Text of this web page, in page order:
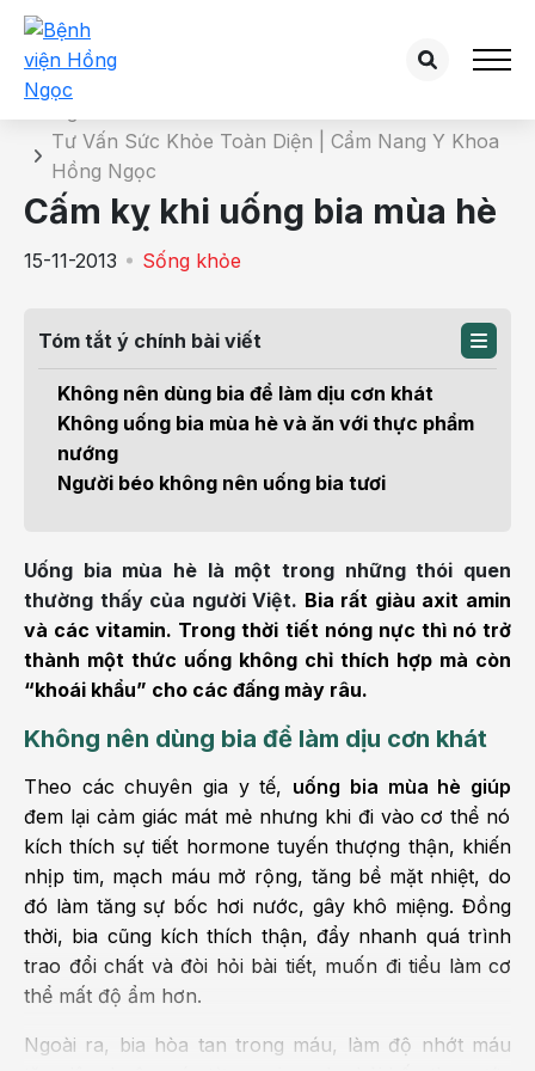
Chi tiết bài tư vấn
Tư Vấn Sức Khỏe Toàn Diện | Cẩm Nang Y Khoa
Hồng Ngọc
Cấm kỵ khi uống bia mùa hè
15-11-2013 Sống khỏe
Tóm tắt ý chính bài viết
Không nên dùng bia để làm dịu cơn khát
Không uống bia mùa hè và ăn với thực phẩm
nướng
Người béo không nên uống bia tươi
Uống bia mùa hè là một trong những thói quen
thường thấy của người Việt. Bia rất giàu axit amin
và các vitamin. Trong thời tiết nóng nực thì nó trở
thành một thức uống không chỉ thích hợp mà còn
“khoái khẩu” cho các đấng mày râu.
Không nên dùng bia để làm dịu cơn khát
Theo các chuyên gia y tế, uống bia mùa hè giúp
đem lại cảm giác mát mẻ nhưng khi đi vào cơ thể nó
kích thích sự tiết hormone tuyến thượng thận, khiến
nhịp tim, mạch máu mở rộng, tăng bề mặt nhiệt, do
đó làm tăng sự bốc hơi nước, gây khô miệng. Đồng
thời, bia cũng kích thích thận, đẩy nhanh quá trình
trao đổi chất và đòi hỏi bài tiết, muốn đi tiểu làm cơ
thể mất độ ẩm hơn.
Ngoài ra, bia hòa tan trong máu, làm độ nhớt máu